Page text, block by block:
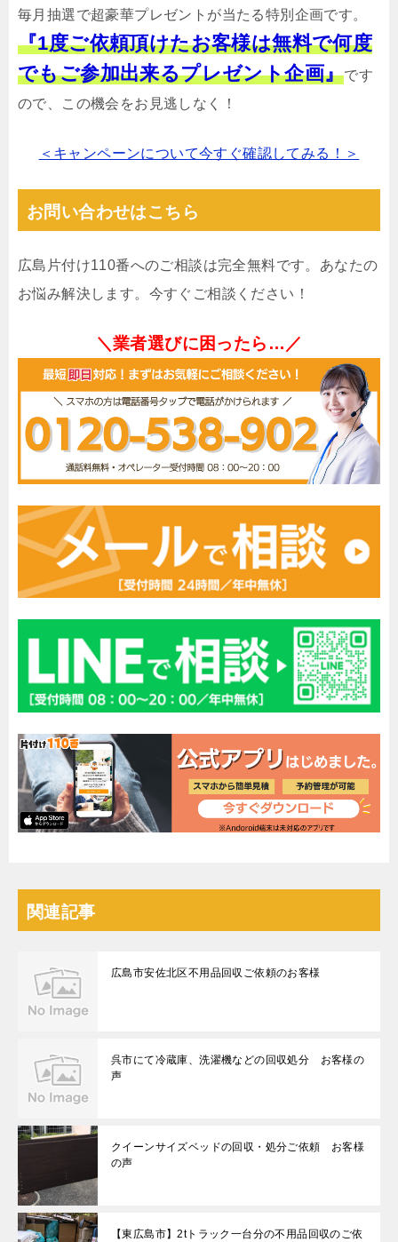
毎月抽選で超豪華プレゼントが当たる特別企画です。
『1度ご依頼頂けたお客様は無料で何度
でもご参加出来るプレゼント企画』です
ので、この機会をお見逃しなく！
＜キャンペーンについて今すぐ確認してみる！＞
お問い合わせはこちら
広島片付け110番へのご相談は完全無料です。あなたの
お悩み解決します。今すぐご相談ください！
＼業者選びに困ったら…／
関連記事
広島市安佐北区不用品回収ご依頼のお客様
呉市にて冷蔵庫、洗濯機などの回収処分 お客様の
声
クイーンサイズベッドの回収・処分ご依頼 お客様
の声
【東広島市】2tトラック一台分の不用品回収のご依